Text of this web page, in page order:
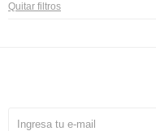
Quitar filtros